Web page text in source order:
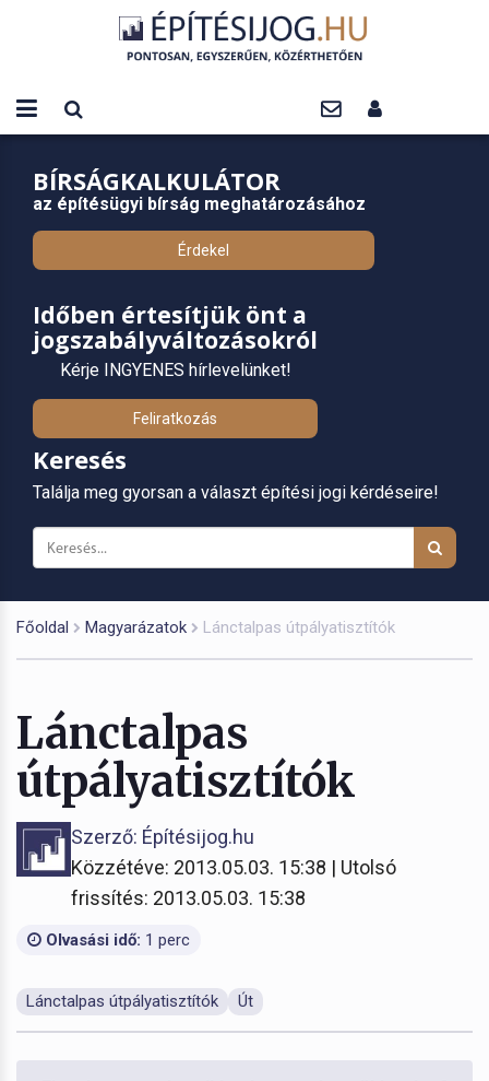
BÍRSÁGKALKULÁTOR
az építésügyi bírság meghatározásához
Érdekel
Időben értesítjük önt a
jogszabályváltozásokról
Kérje INGYENES hírlevelünket!
Feliratkozás
Keresés
Találja meg gyorsan a választ építési jogi kérdéseire!
Főoldal Magyarázatok Lánctalpas útpályatisztítók
Lánctalpas
útpályatisztítók
Szerző: Építésijog.hu
Közzétéve: 2013.05.03. 15:38 | Utolsó
frissítés: 2013.05.03. 15:38
Olvasási idő: 1 perc
Lánctalpas útpályatisztítók Út